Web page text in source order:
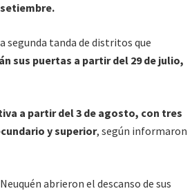
segunda tanda de distritos que
sus puertas a partir del 29 de julio,
a partir del 3 de agosto, con tres
y superior, según informaron
abrieron el descanso de sus